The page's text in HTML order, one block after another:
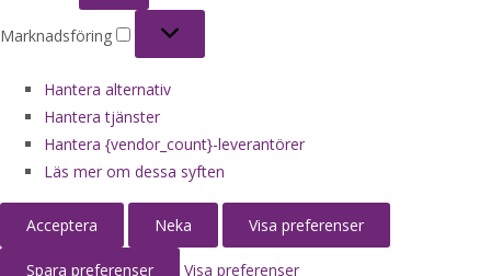
Marknadsföring
Hantera alternativ
Hantera tjänster
Hantera {vendor_count}-leverantörer
Läs mer om dessa syften
Acceptera Neka Visa preferenser
Spara preferenser Visa preferenser